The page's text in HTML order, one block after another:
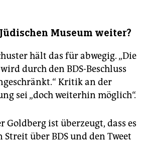
Museum weiter?
hält das für abwegig. „Die
durch den BDS-Beschluss
Kritik an der
sei „doch weiterhin möglich“.
Goldberg ist überzeugt, dass es
Streit über BDS und den Tweet